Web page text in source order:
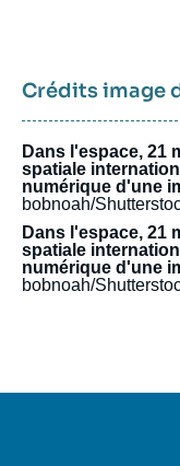
Crédits image
Dans l'espace, 21
spatiale
numérique d'une
bobnoah/
Dans l'espace, 21
spatiale
numérique d'une
bobnoah/